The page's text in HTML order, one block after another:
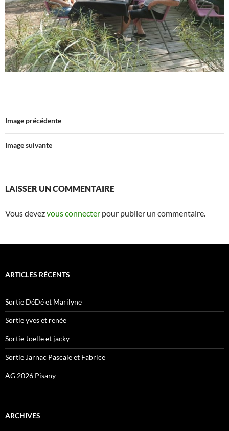
Image précédente
Image suivante
LAISSER UN COMMENTAIRE
Vous devezvous connecter pour publier un commentaire.
ARTICLES RÉCENTS
Sortie DéDé et Marilyne
Sortie yves et renée
Sortie Joelle et jacky
Sortie Jarnac Pascale et Fabrice
AG 2026 Pisany
ARCHIVES